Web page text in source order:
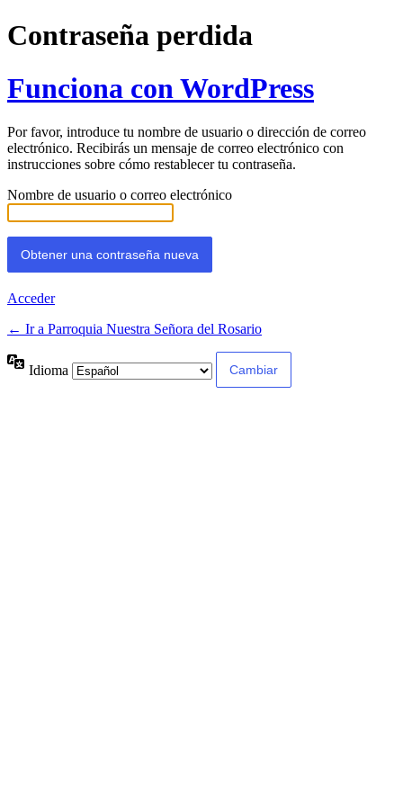
Contraseña perdida
Funciona con WordPress
Por favor, introduce tu nombre de usuario o dirección de correo
electrónico. Recibirás un mensaje de correo electrónico con
instrucciones sobre cómo restablecer tu contraseña.
Nombre de usuario o correo electrónico
Acceder
← Ir a Parroquia Nuestra Señora del Rosario
Idioma